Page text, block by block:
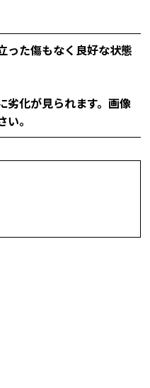
った傷もなく良好な状態
劣化が見られます。画像
。